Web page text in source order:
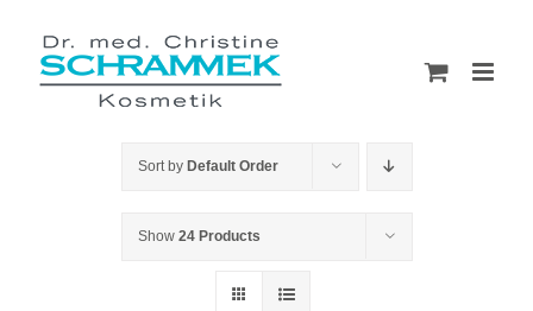
content
Sort by Default Order
Show 24 Products